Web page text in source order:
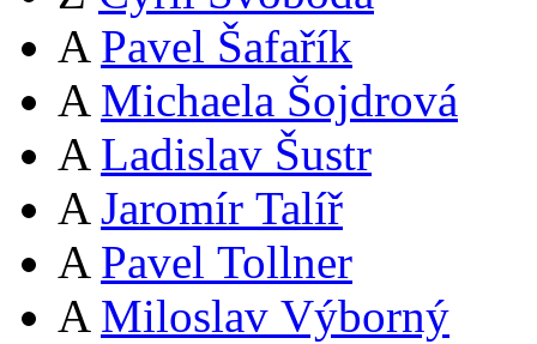
A Pavel Šafařík
A Michaela Šojdrová
A Ladislav Šustr
A Jaromír Talíř
A Pavel Tollner
A Miloslav Výborný